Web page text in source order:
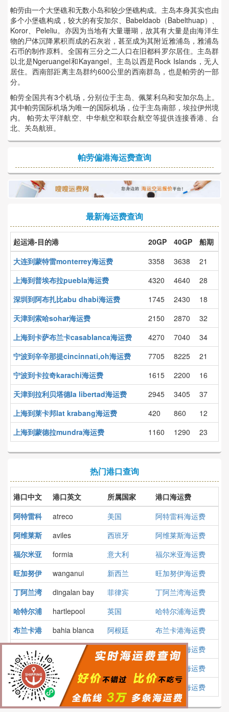
帕劳由一个大堡礁和无数小岛和较少堡礁构成。主岛本身其实也由
多个小堡礁构成，较大的有安加尔、Babeldaob（Babelthuap）、
Koror、Peleliu。亦因为当地有大量珊瑚，故其有大量是由海洋生
物的尸体沉降累积而成的石灰岩，甚至成为其附近雅浦岛，雅浦岛
石币的制作原料。全国有三分之二人口在旧都科罗尔居住。主岛群
以北是Ngeruangel和Kayangel。主岛以西是Rock Islands，无人
居住。西南部距离主岛群约600公里的西南群岛，也是帕劳的一部
分。
帕劳全国共有3个机场，分别位于主岛、佩莱利乌和安加尔岛上。
其中帕劳国际机场为唯一的国际机场，位于主岛南部，埃拉伊州境
内。 帕劳太平洋航空、中华航空和联合航空等提供连接香港、台
北、关岛航班。
帕劳偏港海运费查询
最新海运费查询
起运港-目的港 20GP 40GP
船期
大连到蒙特雷monterrey海运费
3358 3638
21
上海到普埃布拉puebla海运费
4320 4640
28
深圳到阿布扎比abu dhabi海运费
1745 2430
18
天津到索哈sohar海运费
2150 2870
32
上海到卡萨布兰卡casablanca海运费
4270 7040
34
宁波到辛辛那提cincinnati,oh海运费
7705 8225
21
宁波到卡拉奇karachi海运费
1615 2200
16
天津到拉利贝塔德la libertad海运费
2945 3405
37
上海到莱卡邦lat krabang海运费
420 860
12
上海到蒙德拉mundra海运费
1160 1290 23
热门港口查询
港口中文 港口英文 所属国家
港口海运费
阿特雷科
atreco 美国
阿特雷科海运费
阿维莱斯
aviles 西班牙
阿维莱斯海运费
福尔米亚
formia 意大利
福尔米亚海运费
旺加努伊
wanganui 新西兰
旺加努伊海运费
丁阿兰湾
dingalan bay 菲律宾
丁阿兰湾海运费
哈特尔浦
hartlepool 英国
哈特尔浦海运费
布兰卡港
bahia blanca 阿根廷
布兰卡港海运费
阿斯塔纳
哈萨克斯坦
阿斯塔纳海运费
莫尔费塔
molfetta
莫尔费塔海运费
阿利亚加
aliaga 土耳其 阿利亚加海运费